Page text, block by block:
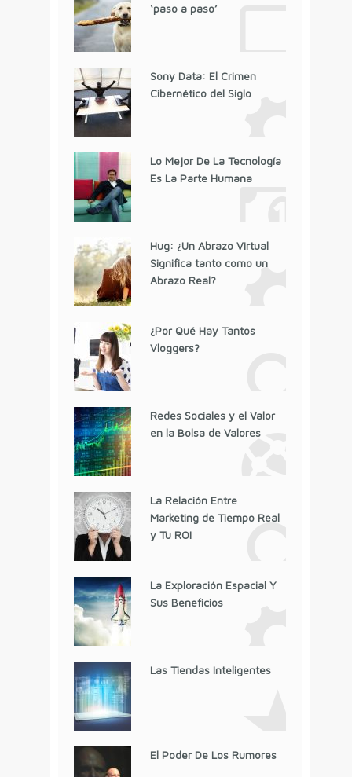
‘paso a paso’
Sony Data: El Crimen
Cibernético del Siglo
Lo Mejor De La Tecnología
Es La Parte Humana
Hug: ¿Un Abrazo Virtual
Significa tanto como un
Abrazo Real?
¿Por Qué Hay Tantos
Vloggers?
Redes Sociales y el Valor
en la Bolsa de Valores
La Relación Entre
Marketing de Tiempo Real
y Tu ROI
La Exploración Espacial Y
Sus Beneficios
Las Tiendas Inteligentes
El Poder De Los Rumores